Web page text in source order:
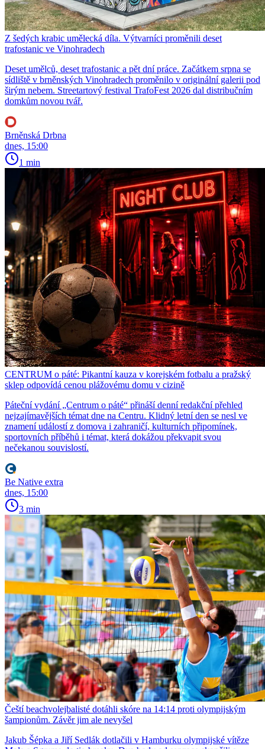
Z šedých krabic umělecká díla. Výtvarníci proměnili deset
trafostanic ve Vinohradech
Deset umělců, deset trafostanic a pět dní práce. Začátkem srpna se
sídliště v brněnských Vinohradech proměnilo v originální galerii pod
širým nebem. Streetartový festival TrafoFest 2026 dal distribučním
domkům novou tvář.
Brněnská Drbna
dnes, 15:00
1 min
CENTRUM o páté: Pikantní kauza v korejském fotbalu a pražský
sklep odpovídá cenou plážovému domu v cizině
Páteční vydání „Centrum o páté“ přináší denní redakční přehled
nejzajímavějších témat dne na Centru. Klidný letní den se nesl ve
znamení událostí z domova i zahraničí, kulturních připomínek,
sportovních příběhů i témat, která dokážou překvapit svou
nečekanou souvislostí.
Be Native extra
dnes, 15:00
3 min
Čeští beachvolejbalisté dotáhli skóre na 14:14 proti olympijským
šampionům. Závěr jim ale nevyšel
Jakub Šépka a Jiří Sedlák dotlačili v Hamburku olympijské vítěze